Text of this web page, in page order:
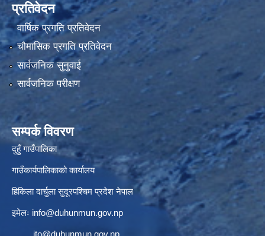
प्रतिवेदन
वार्षिक प्रगति प्रतिवेदन
चौमासिक प्रगति प्रतिवेदन
सार्वजनिक सुनुवाई
सार्वजनिक परीक्षण
सम्पर्क विवरण
दुहुँ गाउँपालिका
गाउँकार्यपालिकाको कार्यालय
हिकिला दार्चुला सुदूरपश्चिम प्रदेश नेपाल
इमेलः info@duhunmun.gov.np